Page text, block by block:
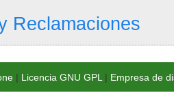
Reclamaciones
| Licencia GNU GPL | Empresa de